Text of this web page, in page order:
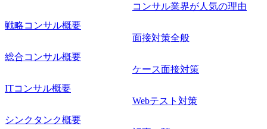
戦略コンサル概要
総合コンサル概要
ITコンサル概要
シンクタンク概要
コンサル業界が人気の理由
面接対策全般
ケース面接対策
Webテスト対策